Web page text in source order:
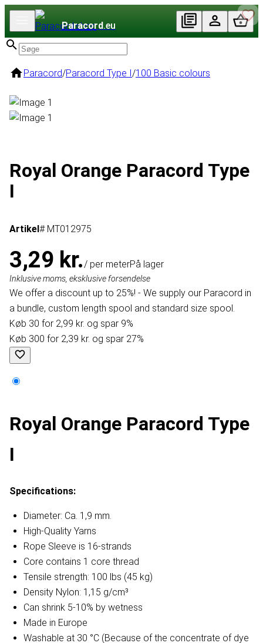
Paracord.eu
Paracord/Paracord Type I/100 Basic colours
Royal Orange Paracord Type
I
Artikel# MT012975
3,29 kr./ per meterPå lager
Inklusive moms, eksklusive forsendelse
We offer a discount up to 25%! - We supply our Paracord in
a bundle, custom length spool and standard size spool.
Køb 30 for 2,99 kr. og spar 9%
Køb 300 for 2,39 kr. og spar 27%
Royal Orange Paracord Type
I
Specifications:
Diameter: Ca. 1,9 mm.
High-Quality Yarns
Rope Sleeve is 16-strands
Core contains 1 core thread
Tensile strength: 100 lbs (45 kg)
Density Nylon: 1,15 g/cm³
Can shrink 5-10% by wetness
Made in Europe
Washable at 30 °C (Because of the concentrate of dye